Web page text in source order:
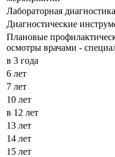
Лабораторная диагностика
Диагностические
Плановые
осмотры врачами -
в 3 года
6 лет
7 лет
10 лет
в 12 лет
13 лет
14 лет
15 лет